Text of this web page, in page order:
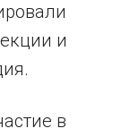
и
в